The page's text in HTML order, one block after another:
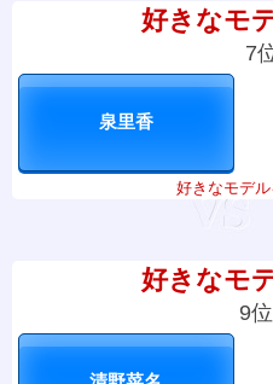
好きなモ
7
好きなモデル
好きなモ
9